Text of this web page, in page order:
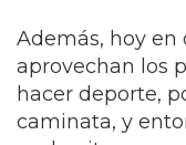
Además, hoy en
aprovechan los
hacer deporte,
caminata, y